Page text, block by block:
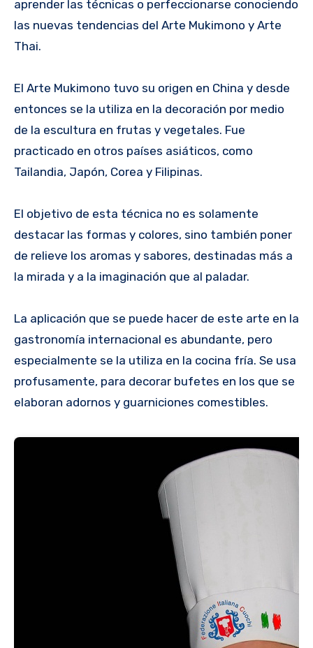
aprender las técnicas o perfeccionarse conociendo
las nuevas tendencias del Arte Mukimono y Arte
Thai.
El Arte Mukimono tuvo su origen en China y desde
entonces se la utiliza en la decoración por medio
de la escultura en frutas y vegetales. Fue
practicado en otros países asiáticos, como
Tailandia, Japón, Corea y Filipinas.
El objetivo de esta técnica no es solamente
destacar las formas y colores, sino también poner
de relieve los aromas y sabores, destinadas más a
la mirada y a la imaginación que al paladar.
La aplicación que se puede hacer de este arte en la
gastronomía internacional es abundante, pero
especialmente se la utiliza en la cocina fría. Se usa
profusamente, para decorar bufetes en los que se
elaboran adornos y guarniciones comestibles.